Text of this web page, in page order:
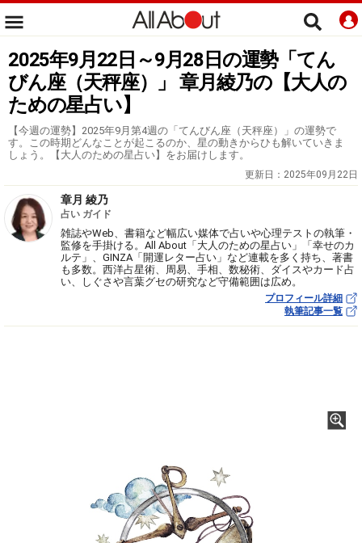
2025年9月22日～9月28日の運勢「てん
びん座（天秤座）」 章月綾乃の【大人の
ための星占い】
【今週の運勢】2025年9月第4週の「てんびん座（天秤座）」の運勢で
す。この時期どんなことが起こるのか、星の動きからひも解いていきま
しょう。【大人のための星占い】をお届けします。
更新日： 2025年09月22日
章月 綾乃
占い ガイド
雑誌やWeb、書籍など幅広い媒体で占いや心理テストの執筆・
監修を手掛ける。All About「大人のための星占い」「幸せのカ
ルテ」、GINZA「開運レター占い」など連載を多く持ち、著書
も多数。西洋占星術、周易、手相、数秘術、ダイスやカード占
い、しぐさや言葉グセの研究など守備範囲は広め。
プロフィール詳細
執筆記事一覧